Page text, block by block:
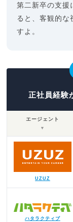
第二新卒の支援
ると、客観的な
すよ。
正社員経験
エージェント
▼
UZUZ
ハタラクティブ